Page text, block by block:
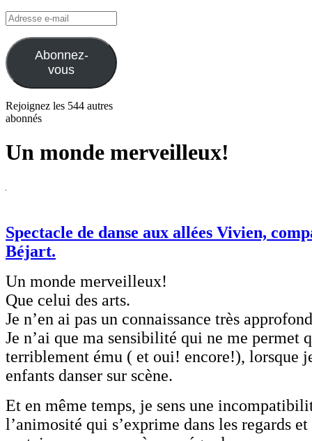
Adresse
e-
mail
Abonnez-
vous
Rejoignez les 544 autres
abonnés
Un monde merveilleux!
Spectacle de danse aux allées Vivien,
Béjart.
Un monde merveilleux!
Que celui des arts.
Je n’en ai pas un connaissance très
Je n’ai que ma sensibilité qui ne me permet
terriblement ému ( et oui! encore!), lorsque
enfants danser sur scène.
Et en même temps, je sens une
l’animosité qui s’exprime dans les regards